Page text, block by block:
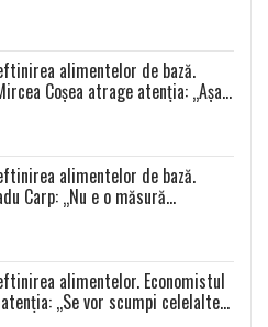
alimentelor de bază.
Coșea atrage atenția: „Așa
alimentelor de bază.
Carp: „Nu e o măsură
alimentelor. Economistul
,,Se vor scumpi celelalte